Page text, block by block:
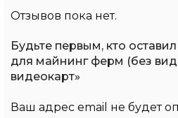
Отзывов пока нет.
Будьте первым, кто
для майнинг ферм (без
видеокарт»
Ваш адрес email не будет